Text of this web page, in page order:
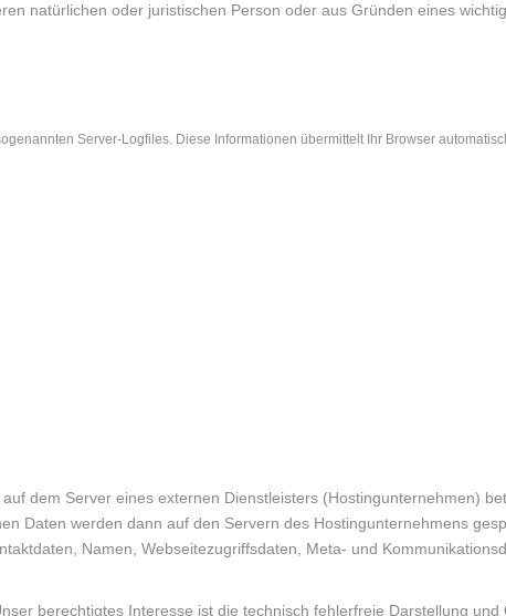
natürlichen oder juristischen Person oder aus Gründen eines
Server-Logfiles. Diese Informationen übermittelt Ihr Browser
dem Server eines externen Dienstleisters (Hostingunternehmen)
Daten werden dann auf den Servern des Hostingunternehmens
Namen, Webseitezugriffsdaten, Meta- und
berechtigtes Interesse ist die technisch fehlerfreie Darstellung